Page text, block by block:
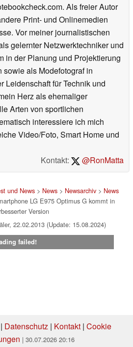
Als freier Autor
Print- und Onlinemedien
Vor meiner journalistischen
gelernter Netzwerktechniker und
in der Planung und Projektierung
als Modefotograf in
Leidenschaft für Technik und
Herz als ehemaliger
Arten von sportlichen
interessiere ich mich
Video/Foto, Smart Home und
Kontakt:
@RonMatta
und News> News> Newsarchiv> News
LG E975 Optimus G kommt in
Version
22.02.2013 (Update: 15.08.2024)
failed!
Datenschutz| Kontakt| Cookie
| 30.07.2026 20:16